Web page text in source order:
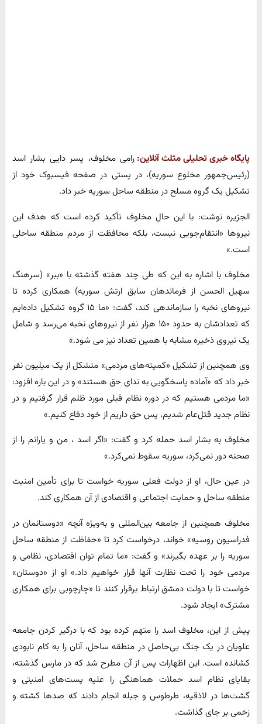
پایگاه خبری تحلیلی مثلث آنلاین: رامی مخلوف، پسر دایی بشار اسد
(رئیس‌جمهور مخلوع سوریه)، در پستی در صفحه فیسبوک خود از
تشکیل یک گروه مسلح در منطقه ساحل سوریه خبر داد.
الجزیره نوشت: با این حال مخلوف تأکید کرده است که هدف این
نیروها «انتقام‌جویی نیست، بلکه محافظت از مردم منطقه ساحلی
است.»
مخلوف با اشاره به این که طی چند هفته گذشته با «ببر» (سرهنگ
سهیل الحسن از فرماندهان سابق ارتش سوریه) همکاری کرده تا
نیروهای نخبه را سازماندهی کند، گفت: «ما ۱۵ گروه تشکیل داده‌ایم
که تعدادشان به حدود ۱۵۰ هزار نفر از نیروهای نخبه می‌رسد و شامل
یک نیروی ذخیره مشابه با همین تعداد نیز می شود.»
وی همچنین از تشکیل «کمیته‌های مردمی» متشکل از یک میلیون نفر
خبر داد که «آماده پاسخگویی به ندای حق هستند» و در این باره افزود:
«ما مردمی هستیم که در دوره نظام قبلی مورد ظلم قرار گرفتیم و در
نظام جدید قتل‌عام شدیم، پس حق داریم از خود دفاع کنیم.»
مخلوف به بشار اسد حمله کرد و گفت: «اگر اسد ، من و یارانم را از
صحنه دور نمی‌کرد، سوریه سقوط نمی‌کرد.»
در عین حال، او از دولت فعلی سوریه خواست تا برای تأمین امنیت
منطقه ساحل و حمایت اجتماعی و اقتصادی از آن همکاری کند.
مخلوف همچنین از جامعه بین‌المللی و به‌ویژه آنچه «دوستانمان در
فدراسیون روسیه» خواند، درخواست کرد تا «حفاظت از منطقه ساحل
سوریه را بر عهده بگیرند» و گفت: «ما تمام توان اقتصادی، نظامی و
مردمی خود را تحت نظارت آنها قرار خواهیم داد.» او از «دوستان»
خواست تا با دولت دمشق ارتباط برقرار کنند تا «چارچوبی برای همکاری
مشترک» ایجاد شود.
پیش از این، مخلوف اسد را متهم کرده بود که با درگیر کردن جامعه
علویان در یک جنگ بی‌حاصل در منطقه ساحل، آنان را به کام نابودی
کشانده است. این اظهارات پس از آن مطرح شد که در مارس گذشته،
بقایای نظام اسد حملات هماهنگی را علیه پست‌های امنیتی و
گشت‌ها در لاذقیه، طرطوس و جبله انجام دادند که صدها کشته و
زخمی بر جای گذاشت.